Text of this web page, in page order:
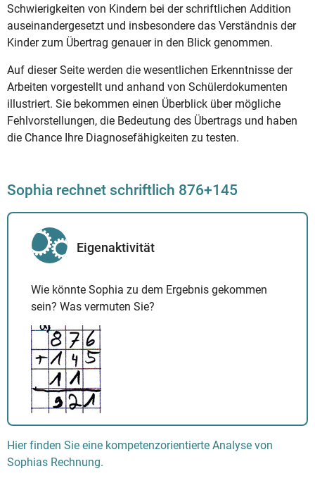
Schwierigkeiten von Kindern bei der schriftlichen Addition
auseinandergesetzt und insbesondere das Verständnis der
Kinder zum Übertrag genauer in den Blick genommen.
Auf dieser Seite werden die wesentlichen Erkenntnisse der
Arbeiten vorgestellt und anhand von Schülerdokumenten
illustriert. Sie bekommen einen Überblick über mögliche
Fehlvorstellungen, die Bedeutung des Übertrags und haben
die Chance Ihre Diagnosefähigkeiten zu testen.
Sophia rechnet schriftlich 876+145
Eigenaktivität
Wie könnte Sophia zu dem Ergebnis gekommen
sein? Was vermuten Sie?
Hier finden Sie eine kompetenzorientierte Analyse von
Sophias Rechnung.